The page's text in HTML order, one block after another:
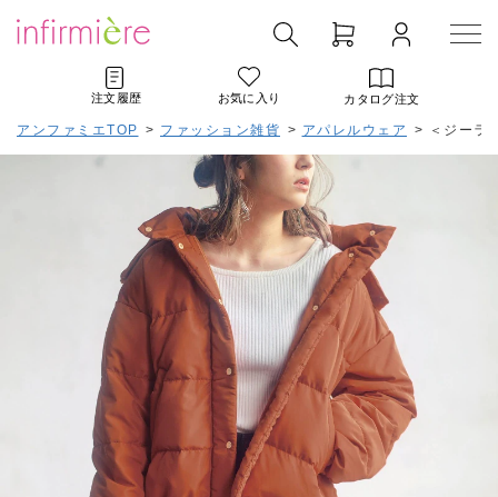
注文履歴 お気に入り カタログ注文
アンファミエTOP > ファッション雑貨 > アパレルウェア > ＜ジーラ